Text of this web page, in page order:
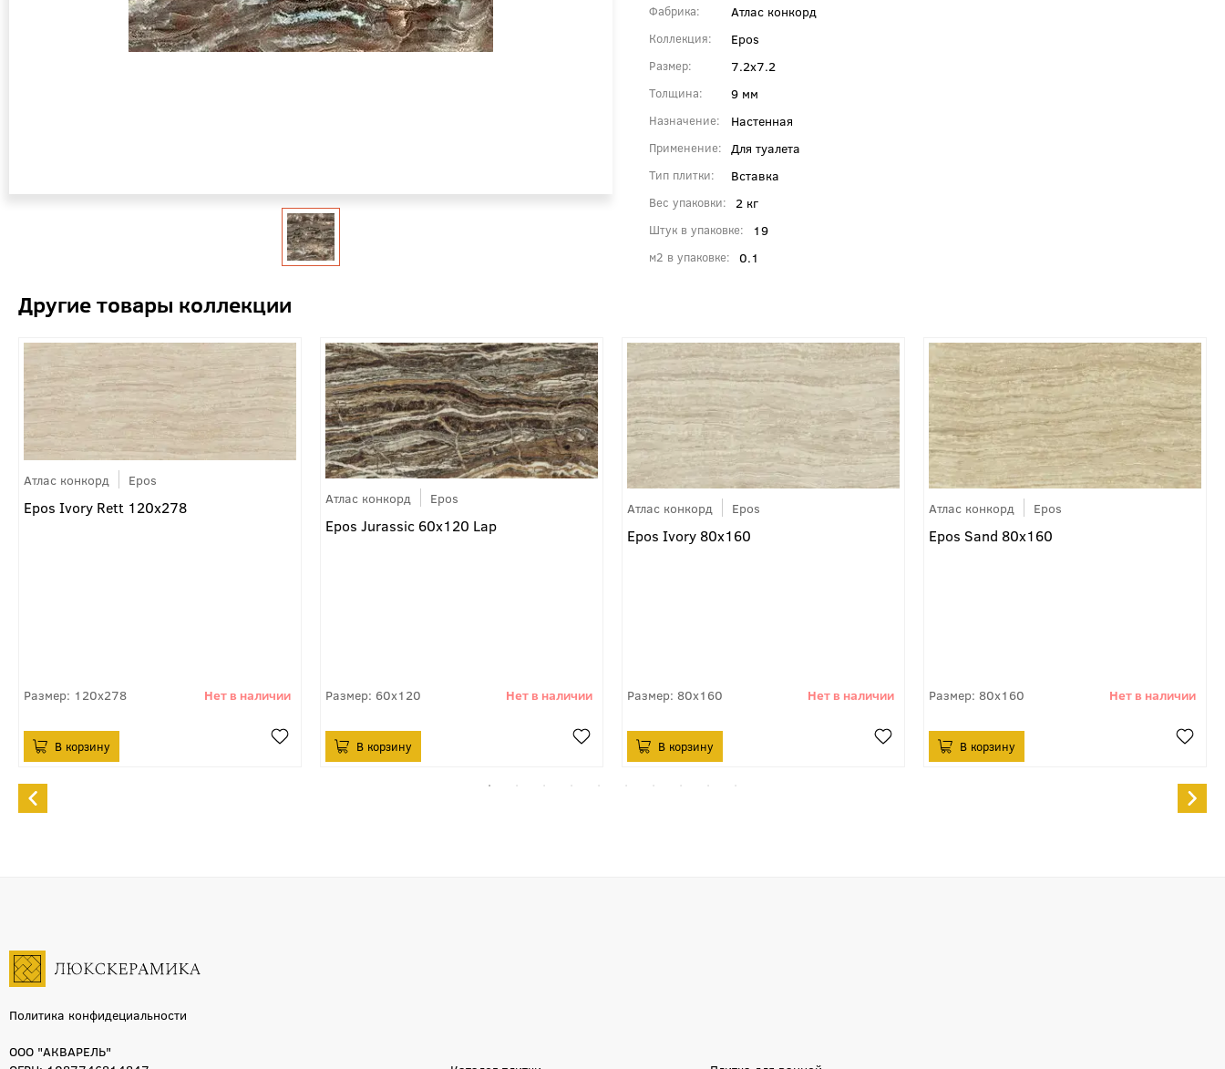
Фабрика Атлас конкорд
Коллекция Epos
Размер 7.2x7.2
Толщина 9 мм
Назначение Настенная
Применение Для туалета
Тип плитки Вставка
Вес упаковки 2 кг
Штук в упаковке 19
м2 в упаковке 0.1
Атлас конкорд Epos
Epos Ivory Rett 120x278
120x278
Атлас конкорд Epos
Epos Jurassic 60x120 Lap
60x120
Атлас конкорд Epos
Epos Ivory 80x160
80x160
Атлас конкорд Epos
Epos Sand 80x160
80x160
Политика конфидециальности
ООО "АКВАРЕЛЬ"